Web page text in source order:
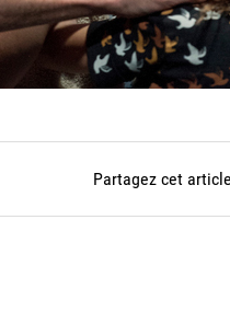
Partagez cet article